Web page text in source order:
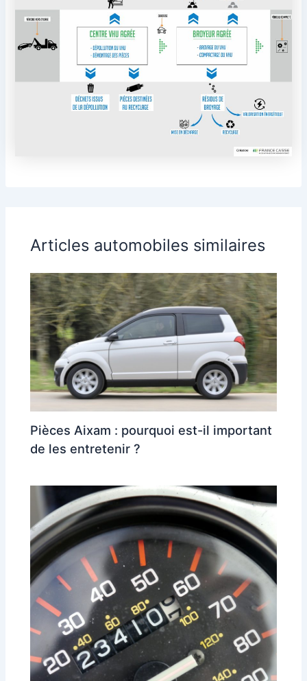
Articles automobiles similaires
Pièces Aixam : pourquoi est-il important
de les entretenir ?